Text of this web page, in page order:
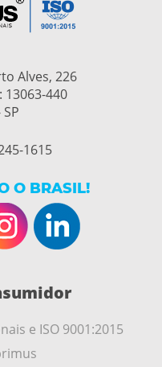
Alves, 226
13063-440
1615
O BRASIL!
e ISO 9001:2015